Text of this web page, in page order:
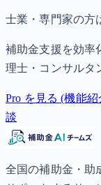
士業・専門家の方
補助金支援を効率
理士・コンサルタ
Pro を見る (機能紹
談
全国の補助金・助